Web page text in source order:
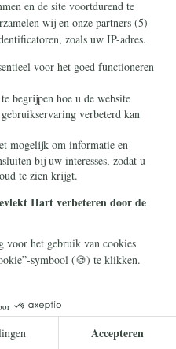
start in haar
in een
van genade.